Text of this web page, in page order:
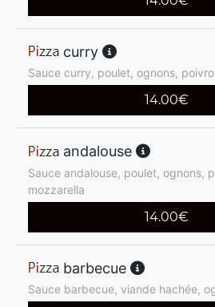
curry
Sauce curry, poulet, ognons,
14.00€
andalouse
Sauce andalouse, poulet, ognons,
mozzarella
14.00€
barbecue
Sauce barbecue, viande hachée,